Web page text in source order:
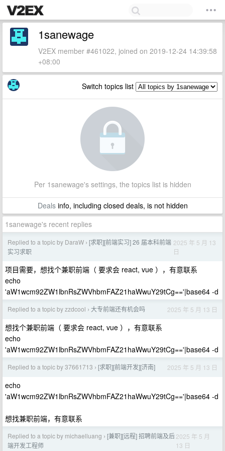
1sanewage
V2EX member #461022, joined on 2019-12-24 14:39:58
+08:00
Switch topics list
Per 1sanewage's settings, the topics list is hidden
Dealsinfo, including closed deals, is not hidden
1sanewage's recent replies
Replied to a topic by DaraW › [求职][前端实习] 26 届本科前端
实习求职
2025 年 5 月 13
日
项目需要，想找个兼职前端（ 要求会 react, vue ），有意联系
echo
'aW1wcm92ZW1lbnRsZWVhbmFAZ21haWwuY29tCg=='|base64 -d
Replied to a topic by zzdcool › 大专前端还有机会吗 2025 年 5 月 13 日
想找个兼职前端（ 要求会 react, vue ），有意联系
echo
'aW1wcm92ZW1lbnRsZWVhbmFAZ21haWwuY29tCg=='|base64 -d
Replied to a topic by 37661713 › [求职][前端开发][济南] 2025 年 5 月 13 日
echo
'aW1wcm92ZW1lbnRsZWVhbmFAZ21haWwuY29tCg=='|base64 -d
想找兼职前端，有意联系
Replied to a topic by michaelluang › [兼职][远程] 招聘前端及后
端开发工程师
2025 年 5 月
13 日